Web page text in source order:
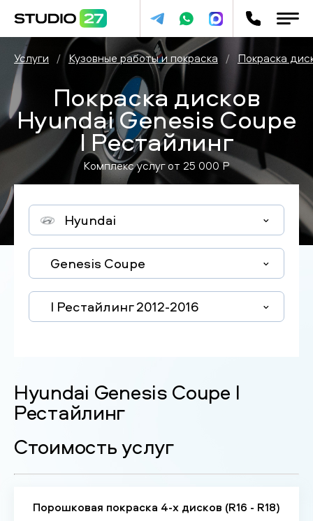
Услуги / Кузовные работы и покраска / Покраска
Покраска дисков
Hyundai Genesis Coupe
I Рестайлинг
Комплекс услуг от 25 000P
Hyundai
Genesis Coupe
I Рестайлинг 2012-2016
Hyundai Genesis Coupe I
Рестайлинг
Стоимость услуг
Порошковая покраска 4-х дисков (R16 - R18)